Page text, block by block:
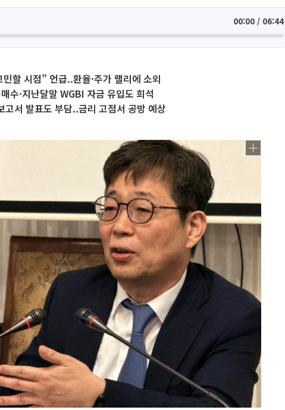
00:00 / 06:44
할 시점” 언급..환율·주가 랠리에 소외
수·지난달말 WGBI 자금 유입도 희석
고서 발표도 부담..금리 고점서 공방 예상